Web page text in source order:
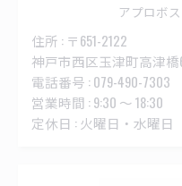
アプロボ
住所 : 〒651-2122
神戸市西区玉津町高津橋
電話番号 : 079-490-7303
営業時間 : 9:30 ～ 18:30
定休日 : 火曜日・水曜日